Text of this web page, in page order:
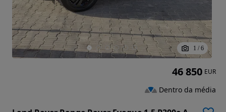
1 / 6
46 850 EUR
Dentro da média